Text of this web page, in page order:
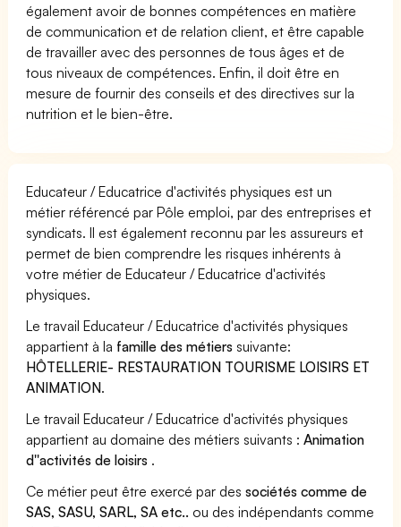
également avoir de bonnes compétences en matière
de communication et de relation client, et être capable
de travailler avec des personnes de tous âges et de
tous niveaux de compétences. Enfin, il doit être en
mesure de fournir des conseils et des directives sur la
nutrition et le bien-être.
Educateur / Educatrice d'activités physiques est un
métier référencé par Pôle emploi, par des entreprises et
syndicats. Il est également reconnu par les assureurs et
permet de bien comprendre les risques inhérents à
votre métier de Educateur / Educatrice d'activités
physiques.
Le travail Educateur / Educatrice d'activités physiques
appartient à la famille des métiers suivante:
HÔTELLERIE- RESTAURATION TOURISME LOISIRS ET
ANIMATION.
Le travail Educateur / Educatrice d'activités physiques
appartient au domaine des métiers suivants :Animation
d''activités de loisirs .
Ce métier peut être exercé par dessociétés comme de
SAS, SASU, SARL, SA etc.. ou des indépendants comme